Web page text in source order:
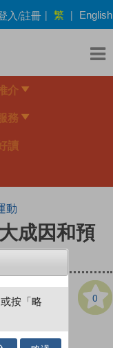
入/註冊 | 繁 | English
介
務
讀
動
成因和預
0
按「略